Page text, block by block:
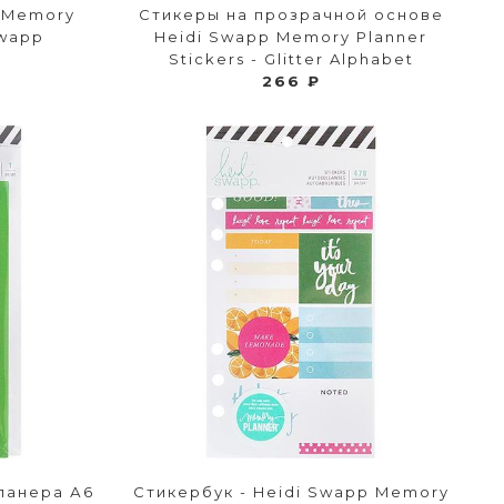
Стикеры на прозрачной основе
Heidi Swapp Memory Planner
Stickers - Glitter Alphabet
266 ₽
А6
Стикербук - Heidi Swapp Memory